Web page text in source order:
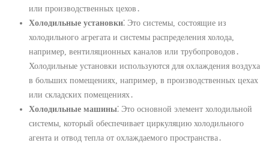
или производственных цехов․
Холодильные установки⁚ Это системы, состоящие из
холодильного агрегата и системы распределения холода,
например, вентиляционных каналов или трубопроводов․
Холодильные установки используются для охлаждения воздуха
в больших помещениях, например, в производственных цехах
или складских помещениях․
Холодильные машины⁚ Это основной элемент холодильной
системы, который обеспечивает циркуляцию холодильного
агента и отвод тепла от охлаждаемого пространства․